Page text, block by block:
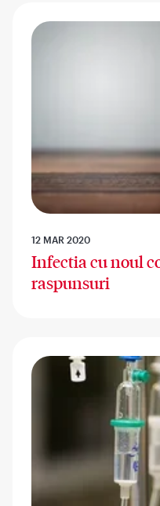
12 MAR 2020
Infectia cu noul
raspunsuri